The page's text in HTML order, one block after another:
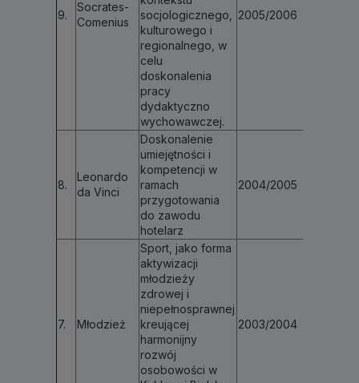
9.
Socrates-
Comenius
socjologicznego,
kulturowego i
regionalnego, w
celu
doskonalenia
pracy
dydaktyczno
wychowawczej.
2005/2006
8.
Leonardo
da Vinci
Doskonalenie
umiejętności i
kompetencji w
ramach
przygotowania
do zawodu
hotelarz
2004/2005
7. Młodzież
Sport, jako forma
aktywizacji
młodzieży
zdrowej i
niepełnosprawnej
kreującej
harmonijny
rozwój
osobowości w
2003/2004